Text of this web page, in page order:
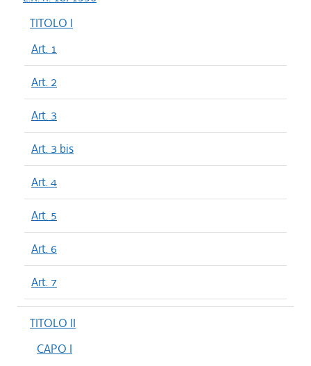
TITOLO I
Art. 1
Art. 2
Art. 3
Art. 3 bis
Art. 4
Art. 5
Art. 6
Art. 7
TITOLO II
CAPO I